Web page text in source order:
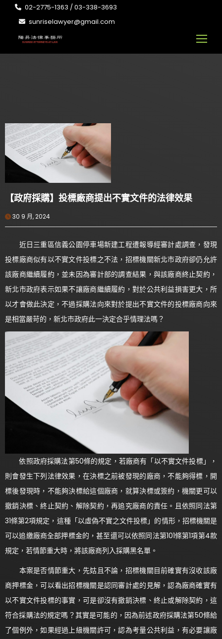
02-2775-1363 / 03-338-3693
sunriselawyer@gmail.com
【政府採購】投標廠商提出不實文件的法律效果
30 9 月, 2024
近日三重區信義公園停車場新建工程遭報導經審計處調查，發現
投標廠商似有以不實文件投標之不法，招標機關新北市政府卻仍允許
該廠商繼續履約，並未因為審計部的調查結果，與該廠商終止契約，
新北市政府表示如果不讓廠商繼續履約，對於公共利益損害更大，所
以才會做此決定，不過採購法向來對於提出不實文件的投標廠商向來
是相當嚴苛的，新北市政府此一決定合乎情理法嗎？
依照政府採購法第50條的規定，若廠商有「以不實文件投標」，
則會發生下列法律效果，在決標之前被發現的廠商，不能夠得標，開
標後發現時，不能夠決標給這個廠商，就算決標或簽約，機關更可以
撤銷決標、終止契約、解除契約，再追究廠商的責任。且依照同法第
31條第2項規定，這種「以虛偽不實之文件投標」的情形，招標機關是
可以追繳廠商全部押標金的，甚至還可以依照同法第101條第1項第4款
規定，若情節重大時，將該廠商列入採購黑名單。
本案是否情節重大，先姑且不論，招標機關目前確實有沒收該廠
商押標金，可以看出招標機關是認同審計處的見解，認為廠商確實有
以不實文件投標的事實，可是卻沒有撤銷決標、終止或解除契約，這
符合採購法的規定嗎？其實是可能的，因為前述政府採購法第50條給
了個例外，如果經過上級機關許可，認為考量公共利益，有必要讓廠